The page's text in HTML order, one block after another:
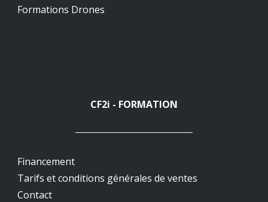
Formations Drones
CF2i - FORMATION
Financement
Tarifs et conditions générales de ventes
Contact